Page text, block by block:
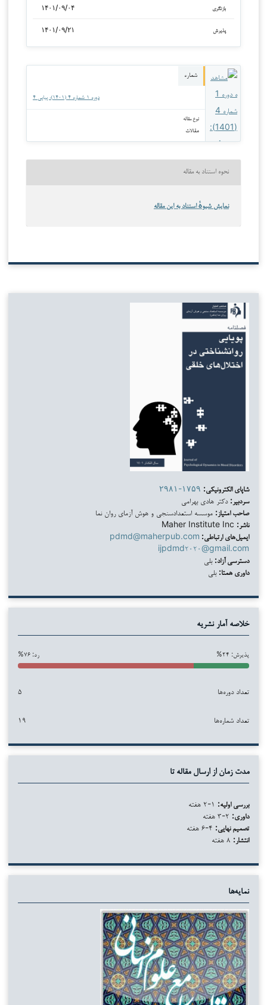
بازنگری ۱۴۰۱/۰۹/۰۴
پذیرش ۱۴۰۱/۰۹/۲۱
شماره
دوره ۱ شماره ۴ (۱۴۰۱): پیاپی ۴
نوع مقاله
مقالات
نحوه استناد به مقاله
نمایش شیوهٔ استناد به این مقاله
شاپای الکترونیکی: ۲۹۸۱-۱۷۵۹
سردبیر: دکتر هادی بهرامی
صاحب امتیاز: موسسه استعدادسنجی و هوش آزمای روان نما
ناشر:
ایمیل‌های ارتباطی: pdmd@maherpub.com
ijpdmd۲۰۲۰@gmail.com
دسترسی آزاد: بلی
داوری همتا: بلی
خلاصه آمار نشریه
پذیرش: ۲۴% رد: ۷۶%
تعداد دوره‌ها ۵
تعداد شماره‌ها ۱۹
مدت زمان از ارسال مقاله تا
بررسی اولیه:
داوری:
تصمیم نهایی:
انتشار:
نمایه‌ها